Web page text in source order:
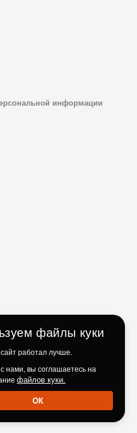
информации
файлы куки
работал лучше.
нами, вы соглашаетесь на
файлов куки.
ОК